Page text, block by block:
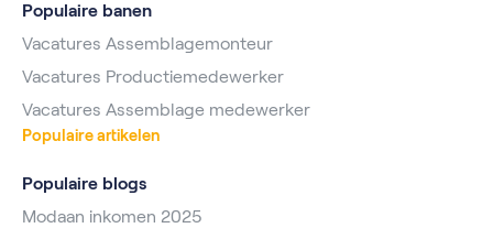
Populaire banen
Vacatures Assemblagemonteur
Vacatures Productiemedewerker
Vacatures Assemblage medewerker
Populaire artikelen
Populaire blogs
Modaan inkomen 2025